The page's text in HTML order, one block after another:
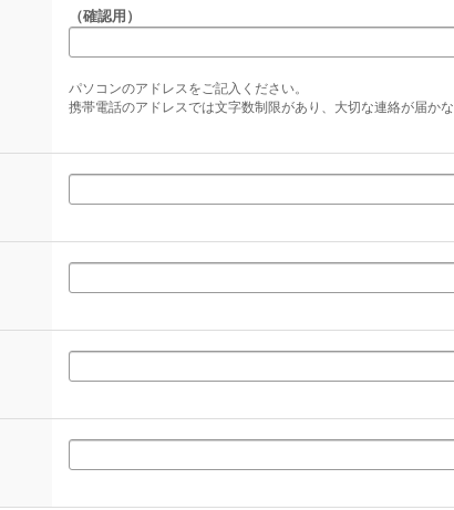
（確認用）
パソコンのアドレスをご記入ください。
携帯電話のアドレスでは文字数制限があり、大切な連絡が届かな